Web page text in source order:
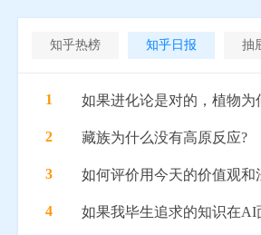
知乎热榜 知乎日报 抽
1 如果进化论是对的，植物为
2 藏族为什么没有高原反应?
3 如何评价用今天的价值观和
4 如果我毕生追求的知识在AI